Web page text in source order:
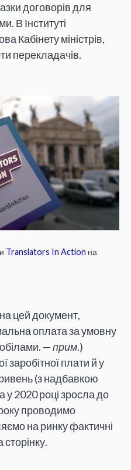
договорів для
В Інституті
Кабінету міністрів,
перекладачів.
Translators In Action на
цей документ,
оплата за умовну
—прим.)
заробітної плати й у
(з надбавкою
у 2020 році зросла до
проводимо
на ринку фактичні